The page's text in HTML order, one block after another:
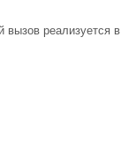
вызов реализуется в